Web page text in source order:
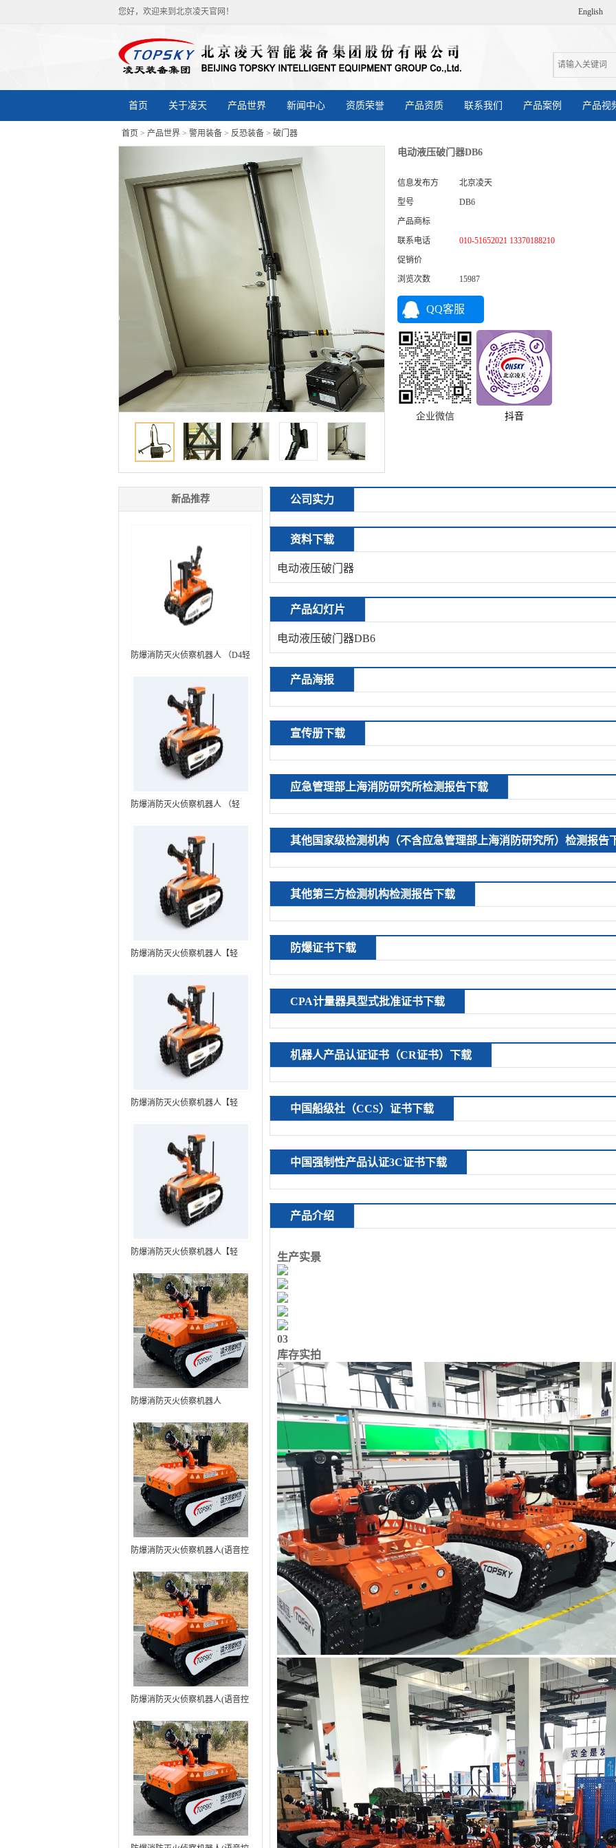
您好，欢迎来到北京凌天官网！ English
首页 关于凌天 产品世界 新闻中心 资质荣誉 产品资质 联系我们 产品案例 产品视
首页 > 产品世界 > 警用装备 > 反恐装备 > 破门器
电动液压破门器DB6
信息发布方
北京凌天
型号
DB6
产品商标
联系电话
010-51652021 13370188210
促销价
浏览次数
15987
QQ客服
企业微信 抖音
新品推荐
防爆消防灭火侦察机器人 （D4轻
防爆消防灭火侦察机器人 （轻
MC80BD（第6代）
防爆消防灭火侦察机器人【轻
装置+语音控制+跟随功能+5G控
防爆消防灭火侦察机器人【轻
装置+语音控制+跟随功能+5G控
制+水炮跟踪火焰）RXR-
MC80BD（第8代）
防爆消防灭火侦察机器人【轻
装置+语音控制+跟随功能+5G控
制+水炮跟踪火焰+自主导航）
防爆消防灭火侦察机器人
防爆消防灭火侦察机器人(语音控
MC80BD（第6代）
防爆消防灭火侦察机器人(语音控
RXR-MC80BD（第7代）
公司实力
资料下载
电动液压破门器
产品幻灯片
电动液压破门器DB6
产品海报
宣传册下载
应急管理部上海消防研究所检测报告下载
其他国家级检测机构（不含应急管理部上海消防研究所）检测报告
其他第三方检测机构检测报告下载
防爆证书下载
CPA计量器具型式批准证书下载
机器人产品认证证书（CR证书）下载
中国船级社（CCS）证书下载
中国强制性产品认证3C证书下载
产品介绍
生产实景
03
库存实拍